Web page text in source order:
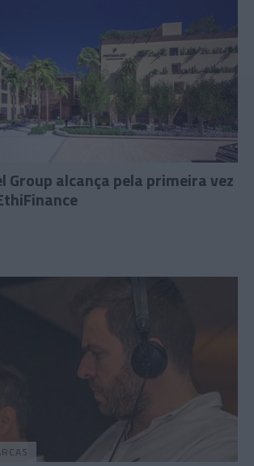
Group alcança pela primeira vez